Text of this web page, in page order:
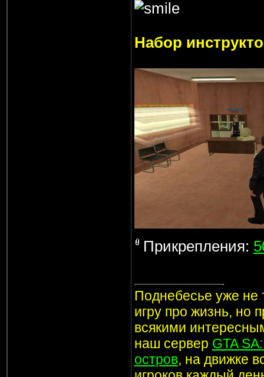
Набор
Прикрепления:
Поднебесье уже не
игру про жизнь, но
всякими
наш сервер GTA
остров, на движке